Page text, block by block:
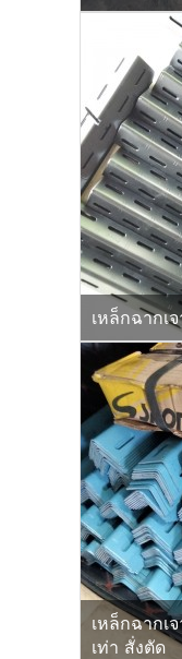
เหล็กฉากเ
เหล็กฉากเ
เท่า สั่งตัด